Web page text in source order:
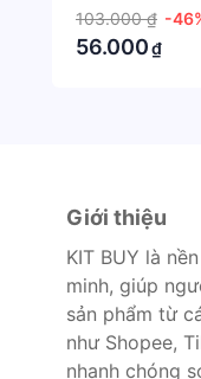
103.000 ₫ -
56.000₫
Giới thiệu
KIT BUY là
minh, giúp
sản phẩm từ
như Shopee,
nhanh chóng